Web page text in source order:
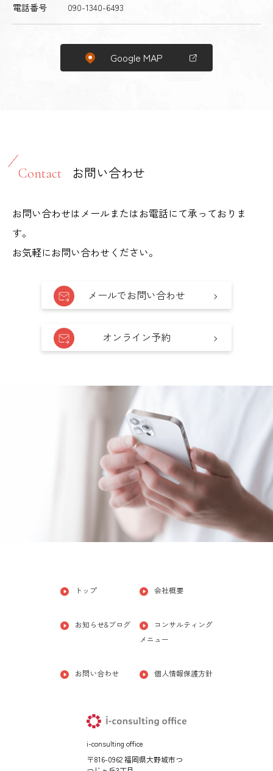
電話番号 090-1340-6493
Google MAP
Contact お問い合わせ
お問い合わせはメールまたはお電話にて承っておりま
す。
お気軽にお問い合わせください。
メールでお問い合わせ
オンライン予約
トップ 会社概要
お知らせ&ブログ
コンサルティング
メニュー
お問い合わせ 個人情報保護方針
i-consulting office
〒816-0962 福岡県大野城市つ